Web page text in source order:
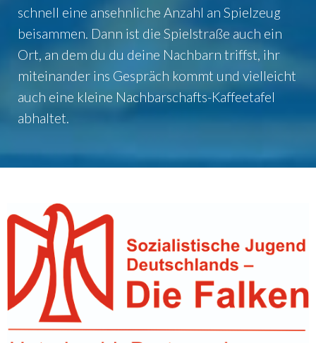
schnell eine ansehnliche Anzahl an Spielzeug
beisammen. Dann ist die Spielstraße auch ein
Ort, an dem du du deine Nachbarn triffst, ihr
miteinander ins Gespräch kommt und vielleicht
auch eine kleine Nachbarschafts-Kaffeetafel
abhaltet.